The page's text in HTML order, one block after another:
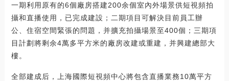
一期利用原有的6個廠房搭建200余個室內外場景供短視頻拍
攝和直播使用，已完成建設；二期項目可解決目前員工辦
公、住宿空間緊張的問題，并擴充拍攝場景至400個；三期項
目計劃將剩余4萬多平方米的廠房改建或重建，并興建總部大
樓。
全部建成后，上海國際短視頻中心將包含直播業務10萬平方